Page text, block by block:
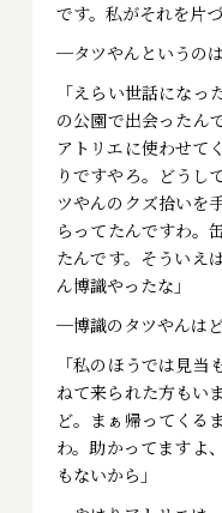
です。私がそれを片づ
─タツやんというの
「えらい世話にな
の公園で出会ったん
アトリエに使わせて
りですやろ。どうし
ツやんのクズ拾いを
らってたんですわ。
たんです。そういえ
ん博識やったな」
─博識のタツやんは
「私のほうでは見
ねて来られた方もい
ど。まぁ帰ってくる
わ。助かってますよ
もないから」